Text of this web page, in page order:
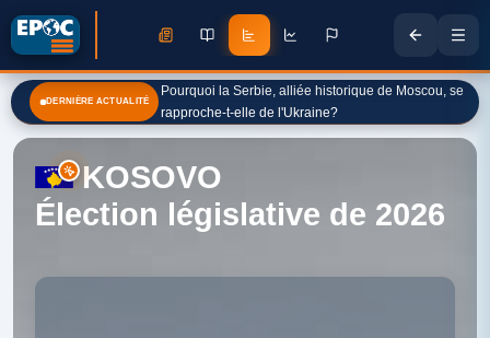
DERNIÈRE ACTUALITÉ
Pourquoi la Serbie, alliée historique de Moscou, se
rapproche-t-elle de l'Ukraine?
KOSOVO
Élection législative de 2026